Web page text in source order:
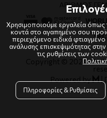
Copyright © 2024-
Powered by
|
ΑΡΙΘΜΟΣ
Χρησιμοποιούμε εργαλεία
κοντά στο αγαπημένο σου
περιεχόμενο ειδικά
ανάλυσης επισκεψιμότητας
τις ρυθμίσεις των
Πληροφορίες & Ρυθμίσεις